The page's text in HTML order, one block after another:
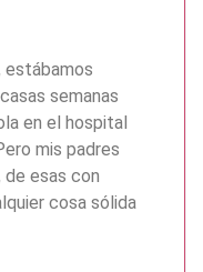
estábamos
semanas
en el hospital
mis padres
de esas con
cosa sólida